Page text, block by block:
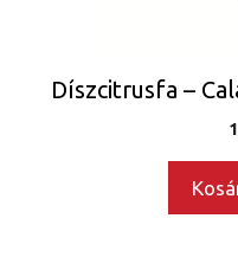
Díszcitrusfa –